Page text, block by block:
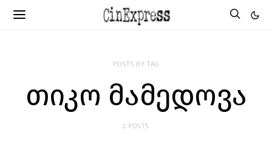
POSTS BY TAG
თიკო მამედოვა
2 POSTS